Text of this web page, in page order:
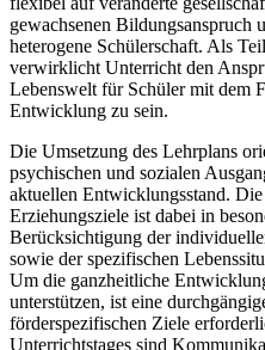
gewachsenen Bildungsanspruch
heterogene Schülerschaft. Als
verwirklicht Unterricht den
Lebenswelt für Schüler mit dem
Entwicklung zu sein.
Die Umsetzung des Lehrplans
psychischen und sozialen
aktuellen Entwicklungsstand.
Erziehungsziele ist dabei in
Berücksichtigung der
sowie der spezifischen
Um die ganzheitliche
unterstützen, ist eine
förderspezifischen Ziele
Unterrichtstages sind